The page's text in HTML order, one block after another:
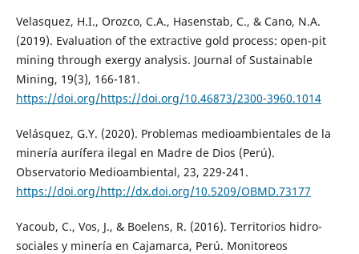
Velasquez, H.I., Orozco, C.A., Hasenstab, C., & Cano, N.A.
(2019). Evaluation of the extractive gold process: open-pit
mining through exergy analysis. Journal of Sustainable
Mining, 19(3), 166-181.
https://doi.org/https://doi.org/10.46873/2300-3960.1014
Velásquez, G.Y. (2020). Problemas medioambientales de la
minería aurífera ilegal en Madre de Dios (Perú).
Observatorio Medioambiental, 23, 229-241.
https://doi.org/http://dx.doi.org/10.5209/OBMD.73177
Yacoub, C., Vos, J., & Boelens, R. (2016). Territorios hidro-
sociales y minería en Cajamarca, Perú. Monitoreos